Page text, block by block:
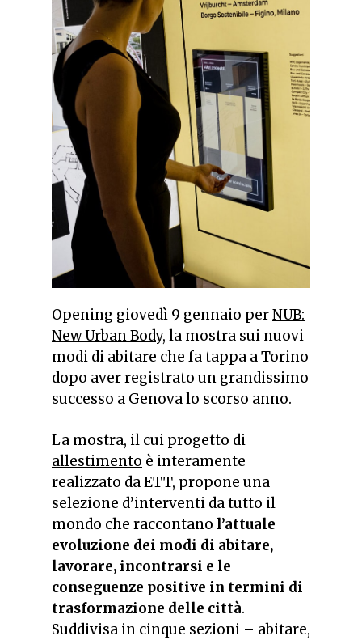
Opening giovedì 9 gennaio perNUB:
New Urban Body, la mostra sui nuovi
modi di abitare che fa tappa a Torino
dopo aver registrato un grandissimo
successo a Genova lo scorso anno.
La mostra, il cui progetto di
allestimento è interamente
realizzato da ETT, propone una
selezione d’interventi da tutto il
mondo che raccontano l’attuale
evoluzione dei modi di abitare,
lavorare, incontrarsi e le
conseguenze positive in termini di
trasformazione delle città.
Suddivisa in cinque sezioni – abitare,